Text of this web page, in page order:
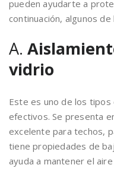
pueden ayudarte a
continuación, algunos
A.
vidrio
Este es uno de los tipos
efectivos. Se presenta
excelente para techos,
tiene propiedades de
ayuda a mantener el